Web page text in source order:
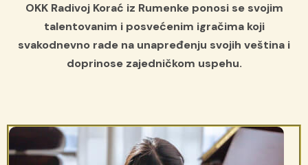
OKK Radivoj Korać iz Rumenke ponosi se svojim
talentovanim i posvećenim igračima koji
svakodnevno rade na unapređenju svojih veština i
doprinose zajedničkom uspehu.